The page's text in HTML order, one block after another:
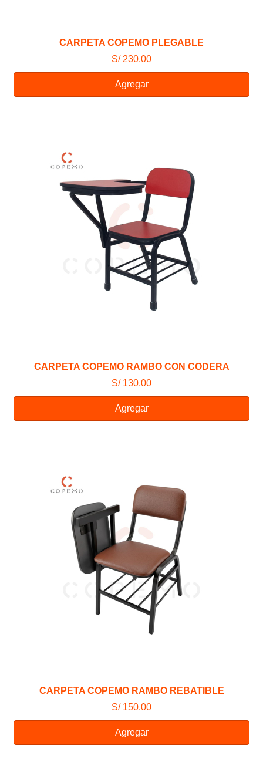
CARPETA COPEMO PLEGABLE
S/ 230.00
Agregar
CARPETA COPEMO RAMBO CON CODERA
S/ 130.00
Agregar
CARPETA COPEMO RAMBO REBATIBLE
S/ 150.00
Agregar